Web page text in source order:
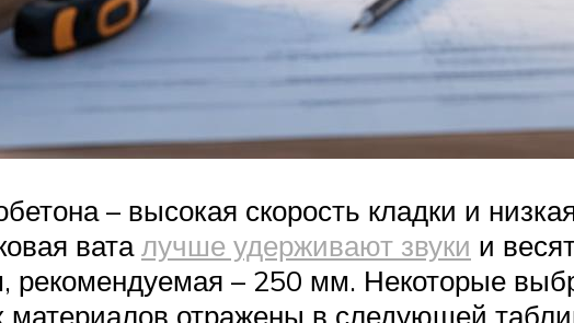
– высокая скорость кладки и
ваталучше удерживают звуки и
рекомендуемая – 250 мм. Некоторые
отражены в следующей